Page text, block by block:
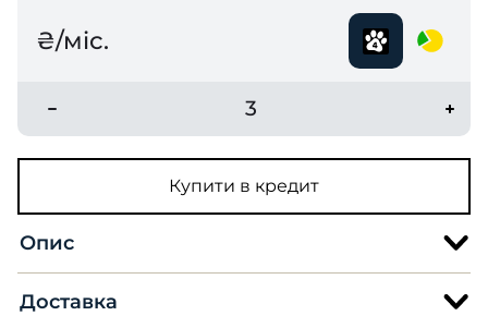
₴/міс.
3
Купити в кредит
Опис
Доставка